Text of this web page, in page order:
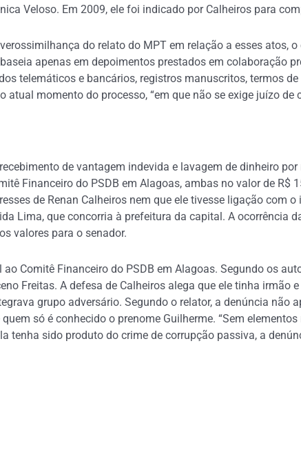
Veloso. Em 2009, ele foi indicado por Calheiros para
do relato do MPT em relação a esses atos,
apenas em depoimentos prestados em colaboração
telemáticos e bancários, registros manuscritos, termos
momento do processo, “em que não se exige juízo de
de vantagem indevida e lavagem de dinheiro
Financeiro do PSDB em Alagoas, ambas no valor de R$
de Renan Calheiros nem que ele tivesse ligação com
Lima, que concorria à prefeitura da capital. A ocorrência
valores para o senador.
Comitê Financeiro do PSDB em Alagoas. Segundo os
Freitas. A defesa de Calheiros alega que ele tinha irmão
grupo adversário. Segundo o relator, a denúncia
só é conhecido o prenome Guilherme. “Sem
tenha sido produto do crime de corrupção passiva, a